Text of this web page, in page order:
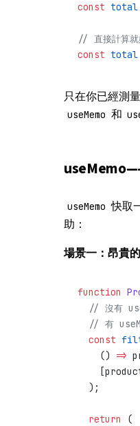
const total
// 直接計算就
const total
只在你已經測
useMemo 和
useMemo 快取
助：
場景一：昂貴的
function
// 沒有
// 有
  const
    ()
=>
  );
  return
(